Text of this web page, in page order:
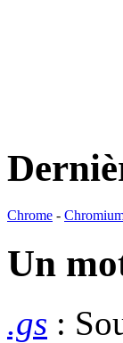
Chrome -
Un
.gs :